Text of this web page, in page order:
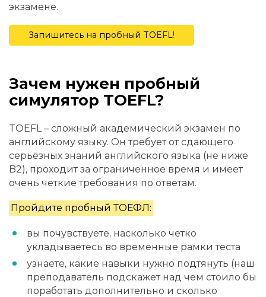
экзамене.
Запишитесь на пробный TOEFL!
Зачем нужен пробный
симулятор TOEFL?
TOEFL – сложный академический экзамен по
английскому языку. Он требует от сдающего
серьёзных знаний английского языка (не ниже
B2), проходит за ограниченное время и имеет
очень четкие требования по ответам.
Пройдите пробный ТОЕФЛ:
вы почувствуете, насколько четко
укладываетесь во временные рамки теста
узнаете, какие навыки нужно подтянуть (наш
преподаватель подскажет над чем стоило бы
поработать дополнительно и сколько